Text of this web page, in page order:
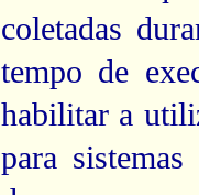
coletadas
tempo de
habilitar a
para